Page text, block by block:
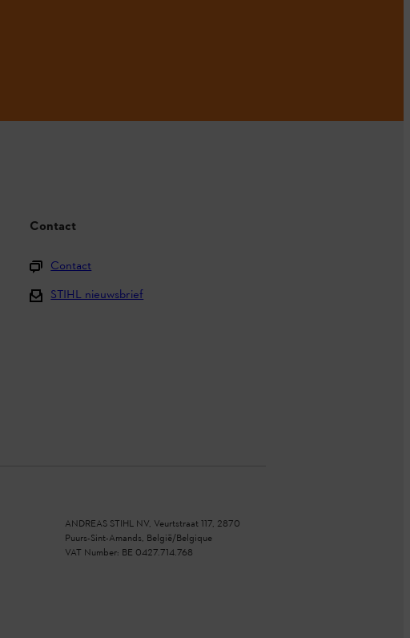
Contact
Contact
STIHL nieuwsbrief
ANDREAS STIHL NV, Veurtstraat 117, 2870
Puurs-Sint-Amands, België/Belgique
VAT Number: BE 0427.714.768